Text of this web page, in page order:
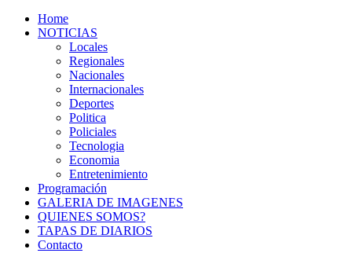
Home
NOTICIAS
Locales
Regionales
Nacionales
Internacionales
Deportes
Politica
Policiales
Tecnologia
Economia
Entretenimiento
Programación
GALERIA DE IMAGENES
QUIENES SOMOS?
TAPAS DE DIARIOS
Contacto